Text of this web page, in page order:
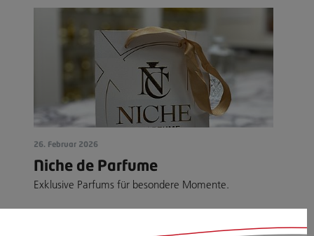
26. Februar 2026
Niche de Parfume
Exklusive Parfums für besondere Momente.